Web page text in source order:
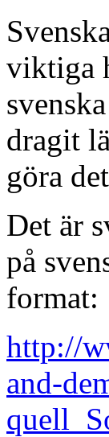
viktiga
dragit
göra
Det är
på
format:
http://
and-